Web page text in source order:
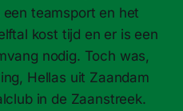
teamsport en het
kost tijd en er is een
nodig. Toch was,
Hellas uit Zaandam
in de Zaanstreek.